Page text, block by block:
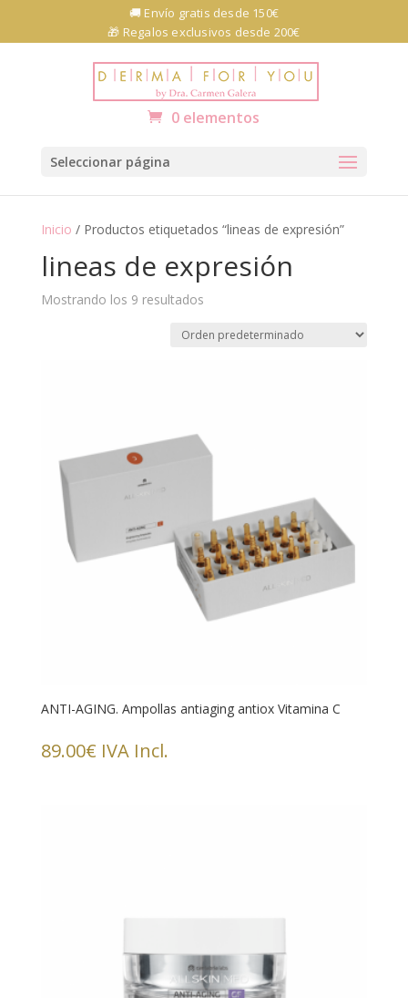
Abrir barra de herramientas
🚚 Envío gratis desde 150€
🎁 Regalos exclusivos desde 200€
0 elementos
Seleccionar página
Inicio / Productos etiquetados “lineas de expresión”
lineas de expresión
Mostrando los 9 resultados
ANTI-AGING. Ampollas antiaging antiox Vitamina C
89.00€ IVA Incl.